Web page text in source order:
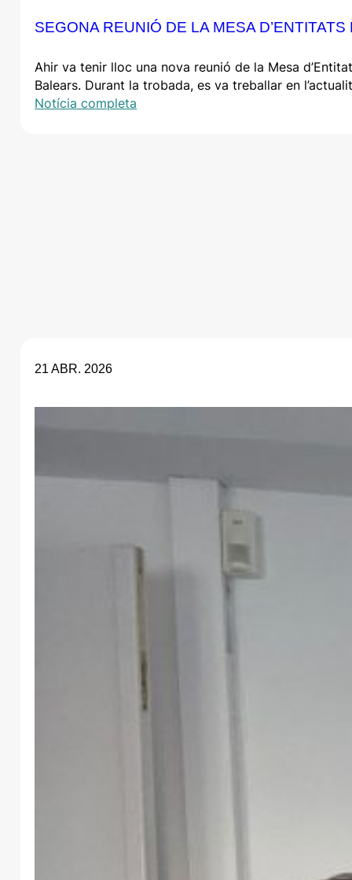
SEGONA REUNIÓ DE LA MESA
Ahir va tenir lloc una nova reunió de la Mesa
Balears. Durant la trobada, es va treballar en
Notícia completa
21 ABR. 2026